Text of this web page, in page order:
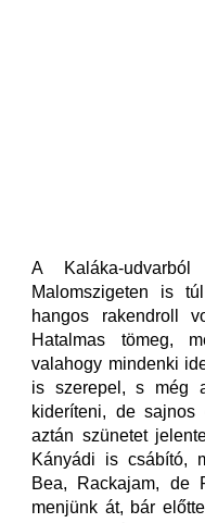
A Kaláka-
Malomszigeten is
hangos rakendroll
Hatalmas tömeg,
valahogy mindenki
is szerepel, s még
kideríteni, de sajnos
aztán szünetet
Kányádi is csábító,
Bea, Rackajam, de
menjünk át, bár